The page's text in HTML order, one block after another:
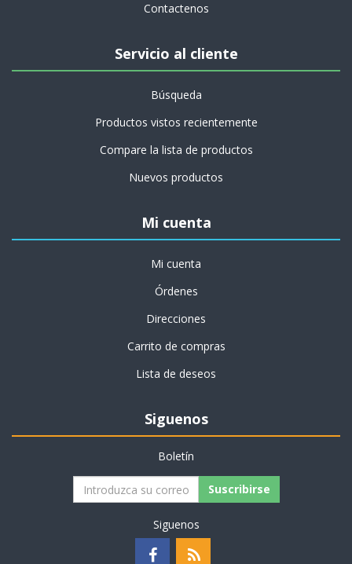
Contactenos
Servicio al cliente
Búsqueda
Productos vistos recientemente
Compare la lista de productos
Nuevos productos
Mi cuenta
Mi cuenta
Órdenes
Direcciones
Carrito de compras
Lista de deseos
Siguenos
Boletín
Suscribirse
Siguenos